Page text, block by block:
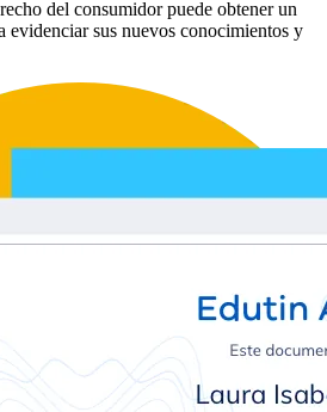
del consumidor puede obtener un
evidenciar sus nuevos conocimientos y